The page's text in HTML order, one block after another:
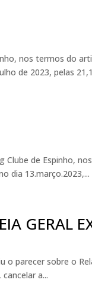
nos termos do
de 2023, pelas
Clube de Espinho,
dia 13.março.2023,...
GERAL
parecer sobre o
a...